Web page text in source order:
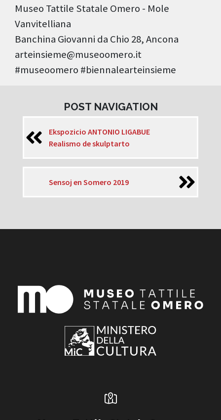
Museo Tattile Statale Omero - Mole
Vanvitelliana
Banchina Giovanni da Chio 28, Ancona
arteinsieme@museoomero.it
#museoomero #biennalearteinsieme
POST NAVIGATION
Ekspozicio ANTONIO LIGABUE
Realismo de skulptarto
Sensoj en Somero 2019